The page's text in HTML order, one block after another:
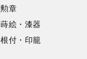
勲章
蒔絵・漆器
根付・印籠